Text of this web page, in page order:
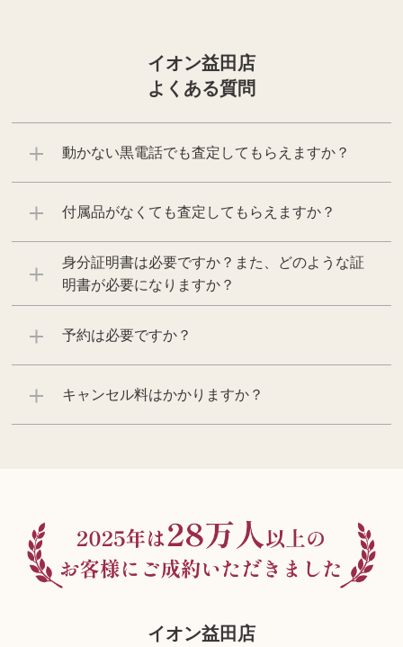
イオン益田店
よくある質問
動かない黒電話でも査定してもらえますか？
付属品がなくても査定してもらえますか？
身分証明書は必要ですか？また、どのような証
明書が必要になりますか？
予約は必要ですか？
キャンセル料はかかりますか？
イオン益田店